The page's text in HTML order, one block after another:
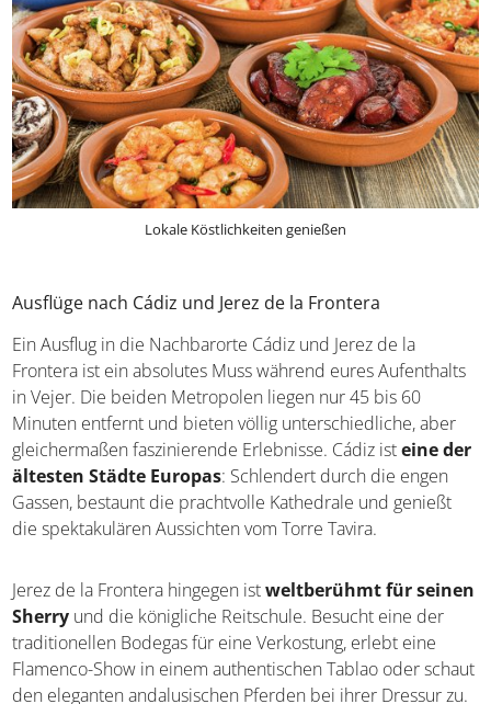
Lokale Köstlichkeiten genießen
Ausflüge nach Cádiz und Jerez de la Frontera
Ein Ausflug in die Nachbarorte Cádiz und Jerez de la
Frontera ist ein absolutes Muss während eures Aufenthalts
in Vejer. Die beiden Metropolen liegen nur 45 bis 60
Minuten entfernt und bieten völlig unterschiedliche, aber
gleichermaßen faszinierende Erlebnisse. Cádiz isteine der
ältesten Städte Europas: Schlendert durch die engen
Gassen, bestaunt die prachtvolle Kathedrale und genießt
die spektakulären Aussichten vom Torre Tavira.
Jerez de la Frontera hingegen istweltberühmt für seinen
Sherry und die königliche Reitschule. Besucht eine der
traditionellen Bodegas für eine Verkostung, erlebt eine
Flamenco-Show in einem authentischen Tablao oder schaut
den eleganten andalusischen Pferden bei ihrer Dressur zu.